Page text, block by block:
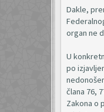
Dakle,
organ ne
U
po
člana 76,
Zakona o